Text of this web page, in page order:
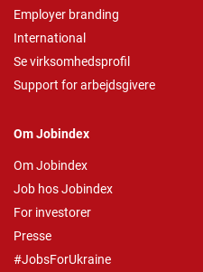
Employer branding
International
Se virksomhedsprofil
Support for arbejdsgivere
Om Jobindex
Om Jobindex
Job hos Jobindex
For investorer
Presse
#JobsForUkraine